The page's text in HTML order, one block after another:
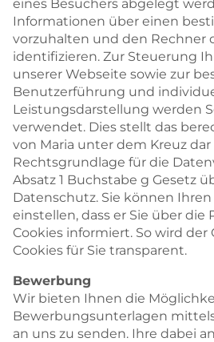
eines Besuchers abgelegt
Informationen über einen
vorzuhalten und den Rechner
identifizieren. Zur Steuerung
unserer Webseite sowie zur
Benutzerführung und
Leistungsdarstellung werden
verwendet. Dies stellt das
von Maria unter dem Kreuz
Rechtsgrundlage für die
Absatz 1 Buchstabe g Gesetz
Datenschutz. Sie können Ihren
einstellen, dass er Sie über die
Cookies informiert. So wird der
Cookies für Sie transparent.
Bewerbung
Wir bieten Ihnen die
Bewerbungsunterlagen
an uns zu senden. Ihre dabei